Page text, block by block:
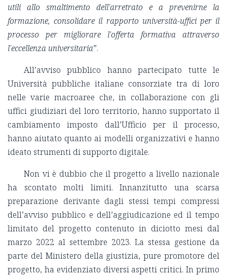
utili allo smaltimento dell'arretrato e a prevenirne la
formazione, consolidare il rapporto università-uffici per il
processo per migliorare l'offerta formativa attraverso
l'eccellenza universitaria”.
All’avviso pubblico hanno partecipato tutte le
Università pubbliche italiane consorziate tra di loro
nelle varie macroaree che, in collaborazione con gli
uffici giudiziari del loro territorio, hanno supportato il
cambiamento imposto dall’Ufficio per il processo,
hanno aiutato quanto ai modelli organizzativi e hanno
ideato strumenti di supporto digitale.
Non vi è dubbio che il progetto a livello nazionale
ha scontato molti limiti. Innanzitutto una scarsa
preparazione derivante dagli stessi tempi compressi
dell’avviso pubblico e dell’aggiudicazione ed il tempo
limitato del progetto contenuto in diciotto mesi dal
marzo 2022 al settembre 2023. La stessa gestione da
parte del Ministero della giustizia, pure promotore del
progetto, ha evidenziato diversi aspetti critici. In primo